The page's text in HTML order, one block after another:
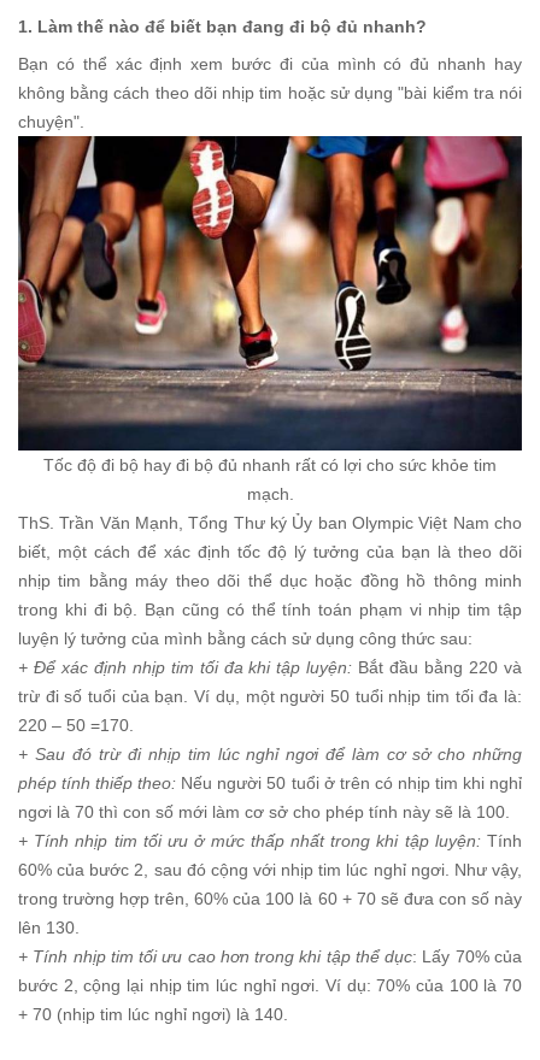
1. Làm thế nào để biết bạn đang đi bộ đủ nhanh?
Bạn có thể xác định xem bước đi của mình có đủ nhanh hay
không bằng cách theo dõi nhịp tim hoặc sử dụng "bài kiểm tra nói
chuyện".
Tốc độ đi bộ hay đi bộ đủ nhanh rất có lợi cho sức khỏe tim
mạch.
ThS. Trần Văn Mạnh, Tổng Thư ký Ủy ban Olympic Việt Nam cho
biết, một cách để xác định tốc độ lý tưởng của bạn là theo dõi
nhịp tim bằng máy theo dõi thể dục hoặc đồng hồ thông minh
trong khi đi bộ. Bạn cũng có thể tính toán phạm vi nhịp tim tập
luyện lý tưởng của mình bằng cách sử dụng công thức sau:
+ Để xác định nhịp tim tối đa khi tập luyện: Bắt đầu bằng 220 và
trừ đi số tuổi của bạn. Ví dụ, một người 50 tuổi nhịp tim tối đa là:
220 – 50 =170.
+ Sau đó trừ đi nhịp tim lúc nghỉ ngơi để làm cơ sở cho những
phép tính thiếp theo: Nếu người 50 tuổi ở trên có nhịp tim khi nghỉ
ngơi là 70 thì con số mới làm cơ sở cho phép tính này sẽ là 100.
+ Tính nhịp tim tối ưu ở mức thấp nhất trong khi tập luyện:Tính
60% của bước 2, sau đó cộng với nhịp tim lúc nghỉ ngơi. Như vậy,
trong trường hợp trên, 60% của 100 là 60 + 70 sẽ đưa con số này
lên 130.
+ Tính nhịp tim tối ưu cao hơn trong khi tập thể dục: Lấy 70% của
bước 2, cộng lại nhịp tim lúc nghỉ ngơi. Ví dụ: 70% của 100 là 70
+ 70 (nhịp tim lúc nghỉ ngơi) là 140.